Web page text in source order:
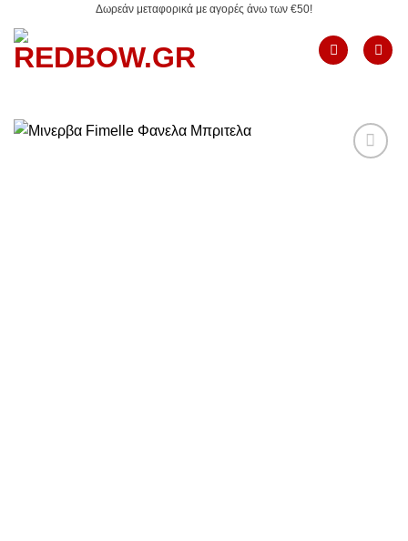
στο
περιεχόμενο
Δωρεάν μεταφορικά με αγορές άνω των €50!